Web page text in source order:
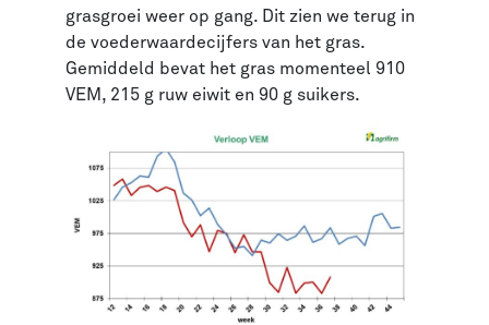
grasgroei weer op gang. Dit zien we terug in
de voederwaardecijfers van het gras.
Gemiddeld bevat het gras momenteel 910
VEM, 215 g ruw eiwit en 90 g suikers.